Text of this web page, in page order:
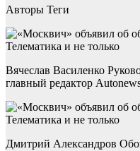
Авторы Теги
Вячеслав Василенко
главный редактор
Дмитрий Александров